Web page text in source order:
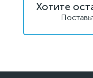
Хотите